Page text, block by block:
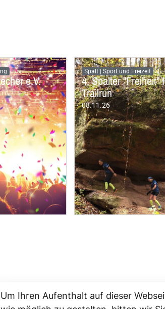
Um Ihren Aufenthalt auf dieser